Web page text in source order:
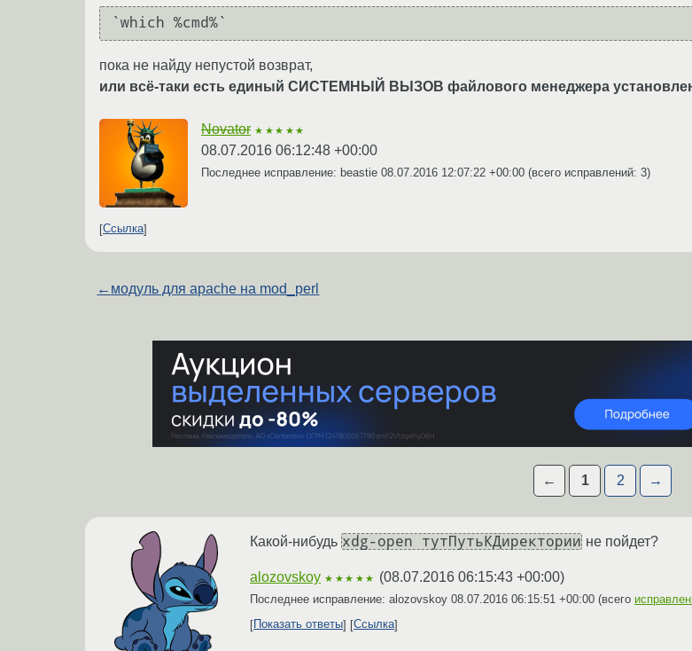
`which %cmd%`
пока не найду непустой возврат,
или всё-таки есть единый СИСТЕМНЫЙ ВЫЗОВ файлового менеджера
Novator ★★★★★
08.07.2016 06:12:48 +00:00
Последнее исправление: beastie 08.07.2016 12:07:22 +00:00 (всего исправлений: 3)
Ссылка
← модуль для apache на mod_perl
← 1 2 →
Какой-нибудь xdg-open тутПутьКДиректории не пойдет?
alozovskoy ★★★★★ (08.07.2016 06:15:43 +00:00)
Последнее исправление: alozovskoy 08.07.2016 06:15:51 +00:00 (всего
Показать ответы
Ссылка